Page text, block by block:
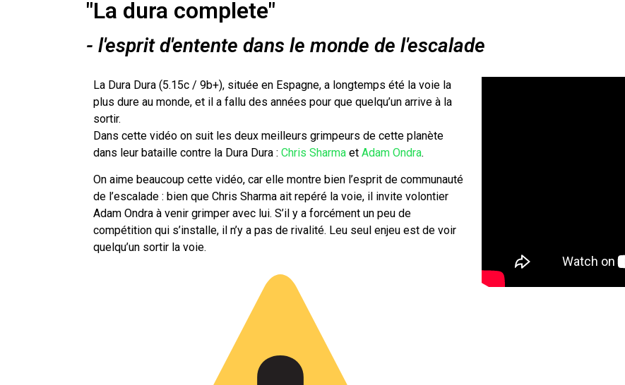
"La dura complete"
- l'esprit d'entente dans le monde de l'escalade
La Dura Dura (5.15c / 9b+), située en Espagne, a longtemps été la voie la
plus dure au monde, et il a fallu des années pour que quelqu’un arrive à la
sortir.
Dans cette vidéo on suit les deux meilleurs grimpeurs de cette planète
dans leur bataille contre la Dura Dura : Chris Sharma et Adam Ondra.
On aime beaucoup cette vidéo, car elle montre bien l’esprit de communauté
de l’escalade : bien que Chris Sharma ait repéré la voie, il invite volontier
Adam Ondra à venir grimper avec lui. S’il y a forcément un peu de
compétition qui s’installe, il n’y a pas de rivalité. Leu seul enjeu est de voir
quelqu’un sortir la voie.